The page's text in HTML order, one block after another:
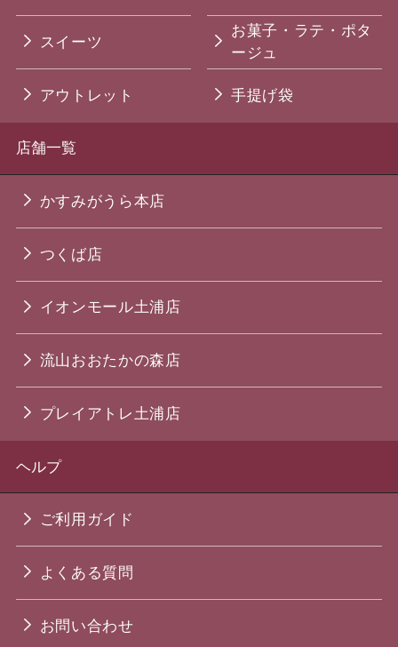
スイーツ
お菓子・ラテ・ポタ
ージュ
アウトレット 手提げ袋
店舗一覧
かすみがうら本店
つくば店
イオンモール土浦店
流山おおたかの森店
プレイアトレ土浦店
ヘルプ
ご利用ガイド
よくある質問
お問い合わせ